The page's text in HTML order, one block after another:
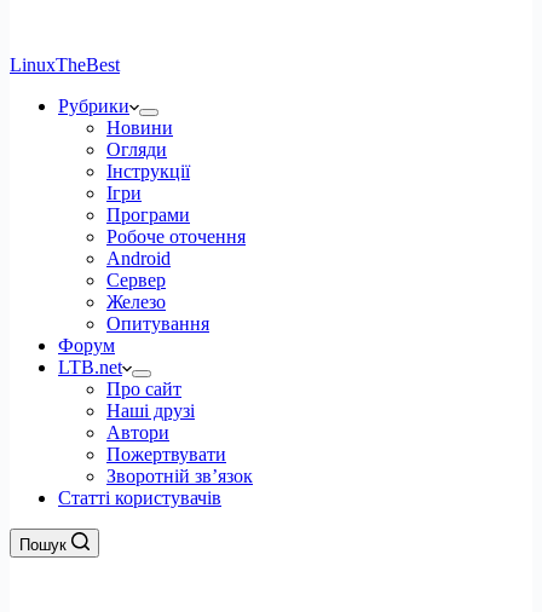
LinuxTheBest
Рубрики
Новини
Огляди
Інструкції
Ігри
Програми
Робоче оточення
Android
Сервер
Железо
Опитування
Форум
LTB.net
Про сайт
Наші друзі
Автори
Пожертвувати
Зворотній зв’язок
Статті користувачів
Пошук